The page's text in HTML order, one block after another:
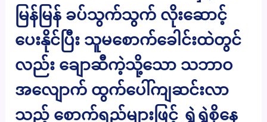
မြန်မြန် ခပ်သွက်သွက် လိုးဆောင့်
ပေးနိုင်ပြီး သူမစောက်ခေါင်းထဲတွင်
လည်း ချောဆီကဲ့သို့သော သဘာဝ
အလျောက် ထွက်ပေါ်ကျဆင်းလာ
သည့် စောက်ရည်များဖြင့် ရွှဲရွှဲစိုနေ